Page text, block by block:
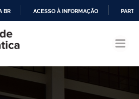
CONTEÚDO
BR ACESSO À INFORMAÇÃO